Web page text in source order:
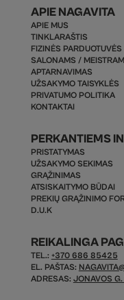
APIE NAGAVITA
APIE MUS
TINKLARAŠTIS
FIZINĖS PARDUOTUVĖS
SALONAMS /
APTARNAVIMAS
UŽSAKYMO TAISYKLĖS
PRIVATUMO POLITIKA
KONTAKTAI
PERKANTIEMS
PRISTATYMAS
UŽSAKYMO SEKIMAS
GRĄŽINIMAS
ATSISKAITYMO BŪDAI
PREKIŲ GRĄŽINIMO
D.U.K
REIKALINGA
TEL.: +370 686 85425
EL. PAŠTAS:
ADRESAS: JONAVOS